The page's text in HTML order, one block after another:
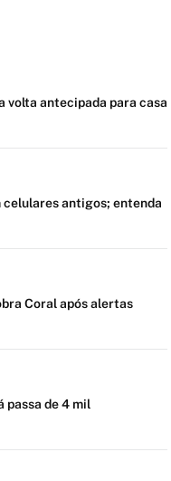
volta antecipada para casa
antigos; entenda
Coral após alertas
passa de 4 mil